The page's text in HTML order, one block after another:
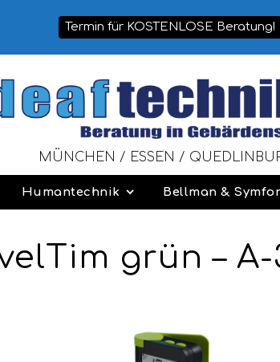
MÜNCHEN / ESSEN /
Humantechnik Bellman &
grün – A-
Termin für KOSTENLOSE Beratung!